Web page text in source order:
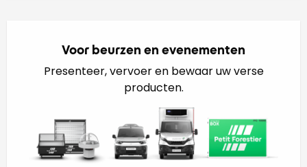
Voor beurzen en evenementen
Presenteer, vervoer en bewaar uw verse
producten.